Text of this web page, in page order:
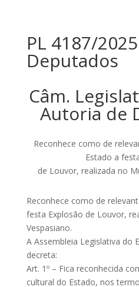
PL 4187/
Deputados
Câm.
Autoria de
Reconhece como de
Estado a
de Louvor, realizada no
Reconhece como de
festa Explosão de Louvor,
Vespasiano.
A Assembleia Legislativa do
decreta:
Art. 1º – Fica reconhecida
cultural do Estado, nos